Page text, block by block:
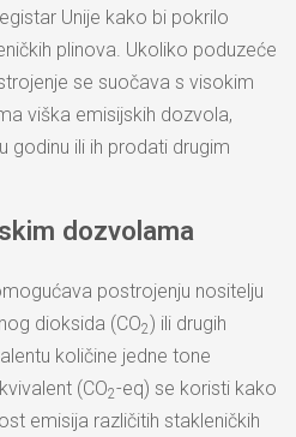
Unije kako bi pokrilo
plinova. Ukoliko poduzeće
se suočava s visokim
viška emisijskih dozvola,
godinu ili ih prodati drugim
dozvolama
postrojenju nositelju
dioksida (CO2) ili drugih
količine jedne tone
(CO2-eq) se koristi kako
emisija različitih stakleničkih